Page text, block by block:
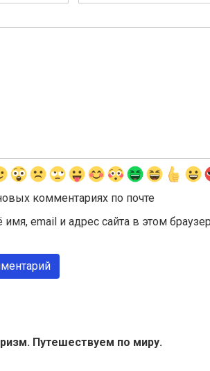
комментариях по почте
имя, email и адрес сайта в этом
Путешествуем по миру.